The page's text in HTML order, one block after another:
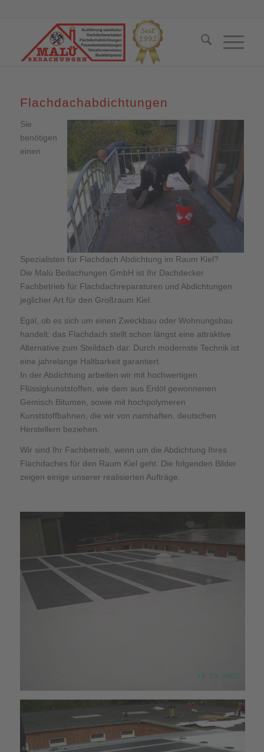
Flachdachabdichtungen
Sie
benötigen
einen
Spezialisten für Flachdach Abdichtung im Raum Kiel?
Die Malü Bedachungen GmbH ist Ihr Dachdecker
Fachbetrieb für Flachdachreparaturen und Abdichtungen
jeglicher Art für den Großraum Kiel.
Egal, ob es sich um einen Zweckbau oder Wohnungsbau
handelt: das Flachdach stellt schon längst eine attraktive
Alternative zum Steildach dar. Durch modernste Technik ist
eine jahrelange Haltbarkeit garantiert.
In der Abdichtung arbeiten wir mit hochwertigen
Flüssigkunststoffen, wie dem aus Erdöl gewonnenen
Gemisch Bitumen, sowie mit hochpolymeren
Kunststoffbahnen, die wir von namhaften, deutschen
Herstellern beziehen.
Wir sind Ihr Fachbetrieb, wenn um die Abdichtung Ihres
Flachdaches für den Raum Kiel geht. Die folgenden Bilder
zeigen einige unserer realisierten Aufträge.